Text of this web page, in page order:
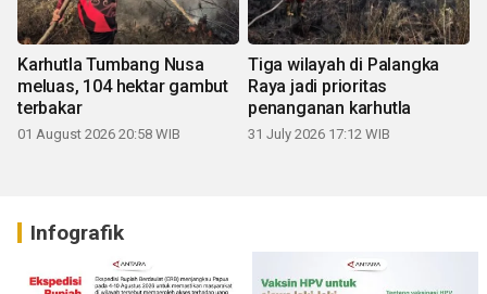
Karhutla Tumbang Nusa
meluas, 104 hektar gambut
terbakar
01 August 2026 20:58 WIB
Tiga wilayah di Palangka
Raya jadi prioritas
penanganan karhutla
31 July 2026 17:12 WIB
Infografik